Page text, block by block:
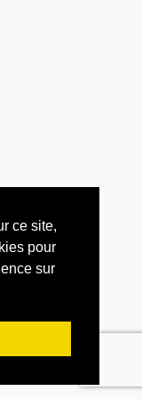
ce site,
pour
sur